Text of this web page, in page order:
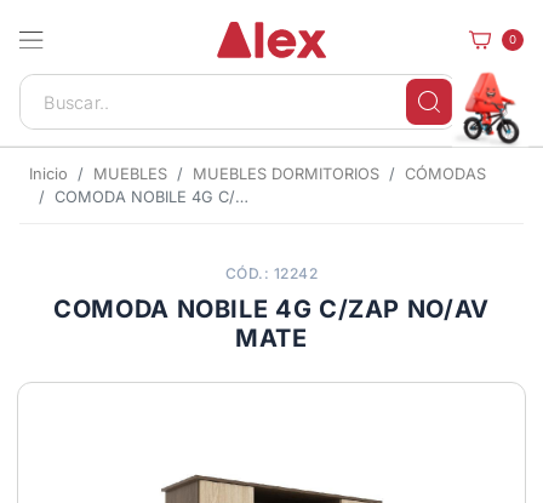
0
Inicio MUEBLES MUEBLES DORMITORIOS
CÓMODAS
COMODA NOBILE 4G C/ZAP NO/AV MATE
CÓD.: 12242
COMODA NOBILE 4G C/ZAP NO/AV
MATE